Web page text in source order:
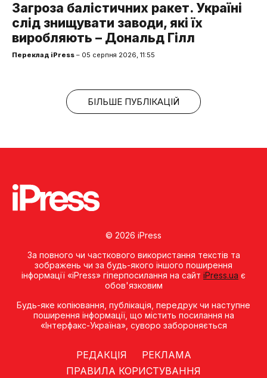
Загроза балістичних ракет. Україні
слід знищувати заводи, які їх
виробляють – Дональд Гілл
Переклад iPress – 05 серпня 2026, 11:55
БІЛЬШЕ ПУБЛІКАЦІЙ
© 2026 iPress
За повного чи часткового використання текстів та
зображень чи за будь-якого іншого поширення
інформації «iPress» гіперпосилання на сайт iPress.ua є
обов'язковим
Будь-яке копiювання, публiкацiя, передрук чи наступне
поширення iнформацiї, що мiстить посилання на
«Iнтерфакс-Україна», суворо забороняється
РЕДАКЦІЯ
РЕКЛАМА
ПРАВИЛА КОРИСТУВАННЯ